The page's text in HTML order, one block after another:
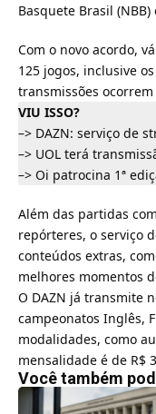
Basquete Brasil
Com o novo acordo,
125 jogos, inclusive
transmissões
VIU ISSO?
–> DAZN: serviço de
–> UOL terá
–> Oi patrocina 1ª
Além das partidas
repórteres, o serviço
conteúdos extras,
melhores momentos
O DAZN já transmite
campeonatos Inglês,
modalidades, como
mensalidade é de R$
Você também